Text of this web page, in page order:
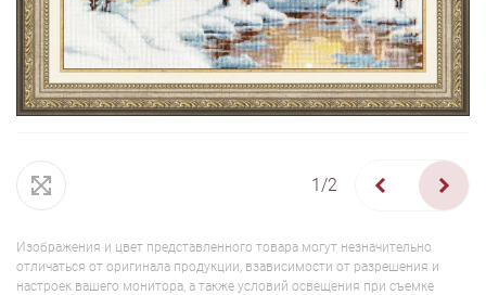
1/2
Изображения и цвет представленного товара могут незначительно
отличаться от оригинала продукции, взависимости от разрешения и
настроек вашего монитора, а также условий освещения при съемке